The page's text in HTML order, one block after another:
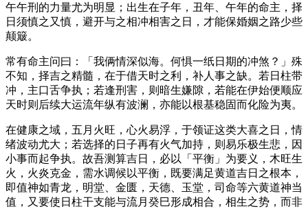
午午刑的力量尤为明显；出生在子年，丑年、午年的命主，择
日须慎之又慎，避开与之相冲相害之日，才能保婚姻之路少些
颠簸。
常有命主问曰：「我俩情深似海。何惧一纸日期的冲煞？」殊
不知，择吉之精髓，在于借天时之利，补人事之缺。若日柱带
冲，主口舌争执；若逢刑害，则暗生嫌隙，若能在伊始便顺应
天时则后续大运流年纵有波澜，亦能以根基稳固而化险为夷。
在健康之域，五月火旺，心火易浮，于领证这类大喜之日，情
绪波动尤大；若选择的日子再有火气加持，则易乐极生悲，因
小事而起争执。故吾测算吉日，必以「平衡」为要义，木旺生
火，火炎克金，需水调候以平衡，既要满足黄道吉日之根本，
即值神如青龙，明堂、金匮，天德、玉堂，司命等六黄道神当
值，又要使日柱干支能与流月癸巳形成相合，相生之势，而非